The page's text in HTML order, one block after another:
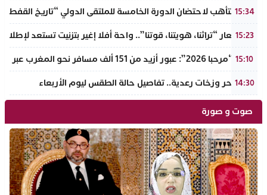
15:34
أكادير تتأهب لاحتضان الدورة الخامسة للملتقى الدولي “تاريخ
15:23
تحت شعار “تراثنا، هويتنا، قوتنا”.. واحة أفلا إغير بتزنيت تستعد
15:10
عملية “مرحبا 2026”: عبور أزيد من 151 ألف مسافر نحو المغرب عبر مينائي الجزيرة الخضراء وطريفة خلال 4 أيام
14:30
موجة حر وزخات رعدية.. تفاصيل حالة الطقس ليوم الأربعاء
صوت و صورة